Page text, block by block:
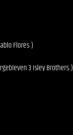
Flores )
3 Isley Brothers )